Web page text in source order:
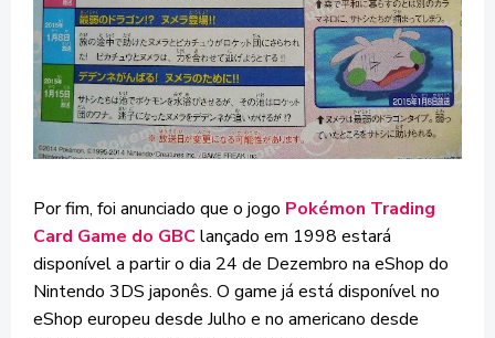
Por fim, foi anunciado que o jogo Pokémon Trading
Card Game do GBClançado em 1998 estará
disponível a partir o dia 24 de Dezembro na eShop do
Nintendo 3DS japonês. O game já está disponível no
eShop europeu desde Julho e no americano desde